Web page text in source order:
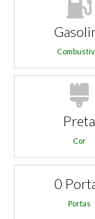
Preta
Cor
0
Portas